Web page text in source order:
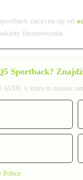
zaczyna się od
finansowania.
Sportback?
u których możesz
Polsce